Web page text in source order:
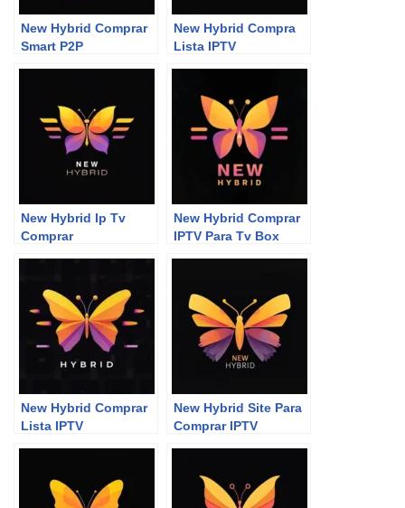
New Hybrid Comprar
Smart P2P
New Hybrid Compra
Lista IPTV
New Hybrid Ip Tv
Comprar
New Hybrid Comprar
IPTV Para Tv Box
New Hybrid Comprar
Lista IPTV
New Hybrid Site Para
Comprar IPTV